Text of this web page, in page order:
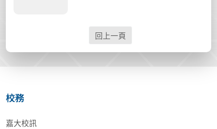
回上一頁
校務
嘉大校訊